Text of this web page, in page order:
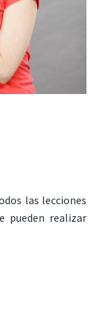
las lecciones
pueden realizar